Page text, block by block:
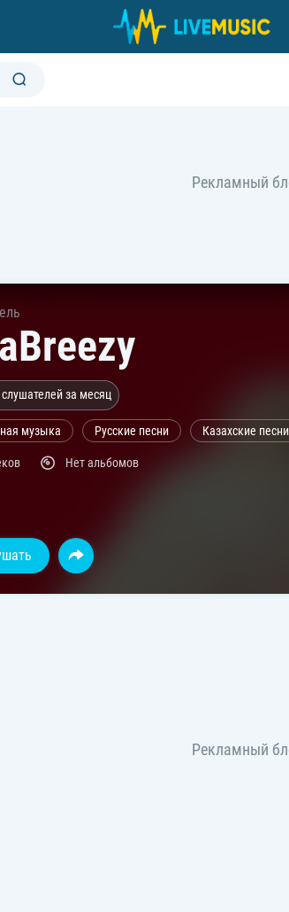
за месяц
музыка Русские песни Казахские песни
Нет альбомов